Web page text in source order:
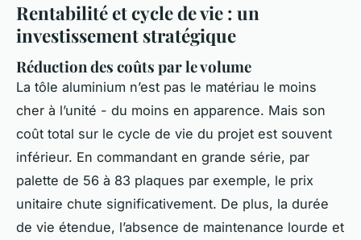
Rentabilité et cycle de vie : un
investissement stratégique
Réduction des coûts par le volume
La tôle aluminium n’est pas le matériau le moins
cher à l’unité - du moins en apparence. Mais son
coût total sur le cycle de vie du projet est souvent
inférieur. En commandant en grande série, par
palette de 56 à 83 plaques par exemple, le prix
unitaire chute significativement. De plus, la durée
de vie étendue, l’absence de maintenance lourde et